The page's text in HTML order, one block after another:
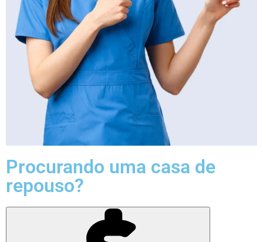
Procurando uma casa de
repouso?